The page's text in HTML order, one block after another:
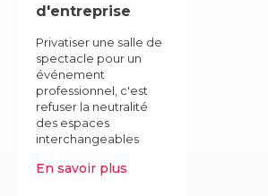
d'entreprise
Privatiser une salle de
spectacle pour un
événement
professionnel, c'est
refuser la neutralité
des espaces
interchangeables
équipes, clients ou
En savoir plus